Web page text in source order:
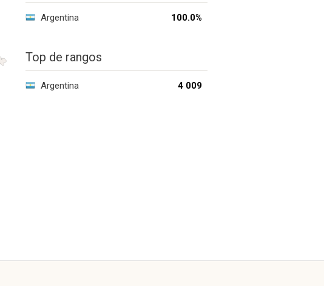
Argentina 100.0%
Top de rangos
Argentina 4 009